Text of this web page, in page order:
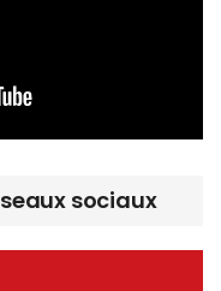
sociaux